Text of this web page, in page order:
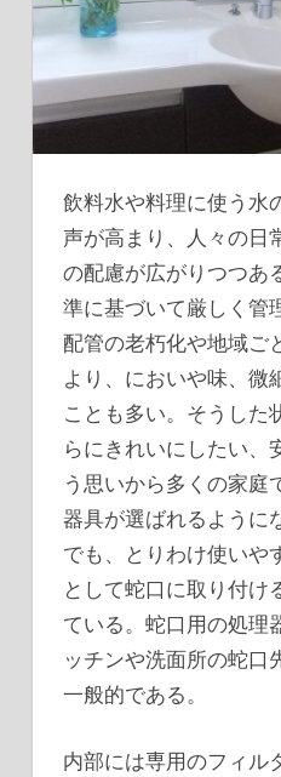
飲料水や料理に使う水
声が高まり、人々の日
の配慮が広がりつつあ
準に基づいて厳しく管
配管の老朽化や地域ご
より、においや味、微
ことも多い。そうした
らにきれいにしたい、
う思いから多くの家庭
器具が選ばれるように
でも、とりわけ使いや
として蛇口に取り付け
ている。蛇口用の処理
ッチンや洗面所の蛇口
一般的である。
内部には専用のフィル